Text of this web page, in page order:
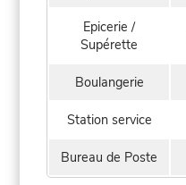
Epicerie /
Supérette
Boulangerie
Station service
Bureau de Poste